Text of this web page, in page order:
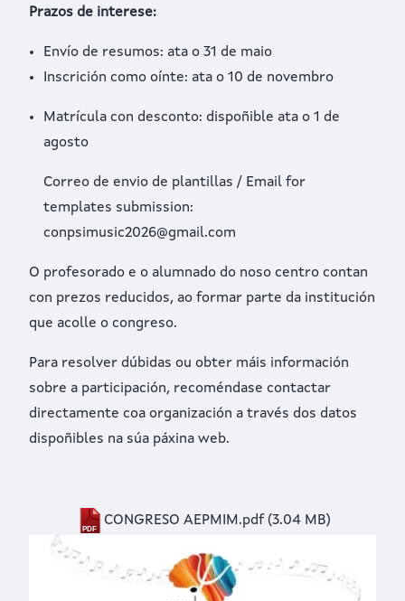
Prazos de interese:
Envío de resumos: ata o 31 de maio
Inscrición como oínte: ata o 10 de novembro
Matrícula con desconto: dispoñible ata o 1 de
agosto
Correo de envio de plantillas / Email for
templates submission:
conpsimusic2026@gmail.com
O profesorado e o alumnado do noso centro contan
con prezos reducidos, ao formar parte da institución
que acolle o congreso.
Para resolver dúbidas ou obter máis información
sobre a participación, recoméndase contactar
directamente coa organización a través dos datos
dispoñibles na súa páxina web.
Document
CONGRESO AEPMIM.pdf (3.04 MB)